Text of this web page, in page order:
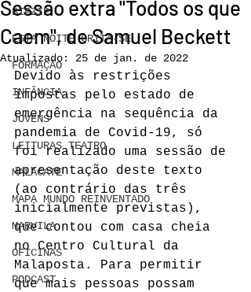
BIPZIP
ESTA NOITE GRITA-SE
FORMAÇÃO
INFÂNCIA
JOVENS
LEITURAS TEATRO
MALACATE
MAPA MUNDO REINVENTADO
MARVILA
OFICINAS
PODCAST
Sessão extra "Todos os que
Caem", de Samuel Beckett
Atualizado: 25 de jan. de 2022
Devido às restrições
impostas pelo estado de
emergência na sequência da
pandemia de Covid-19, só
foi realizado uma sessão de
apresentação deste texto
(ao contrário das três
inicialmente previstas),
que contou com casa cheia
no Centro Cultural da
Malaposta. Para permitir
que mais pessoas possam